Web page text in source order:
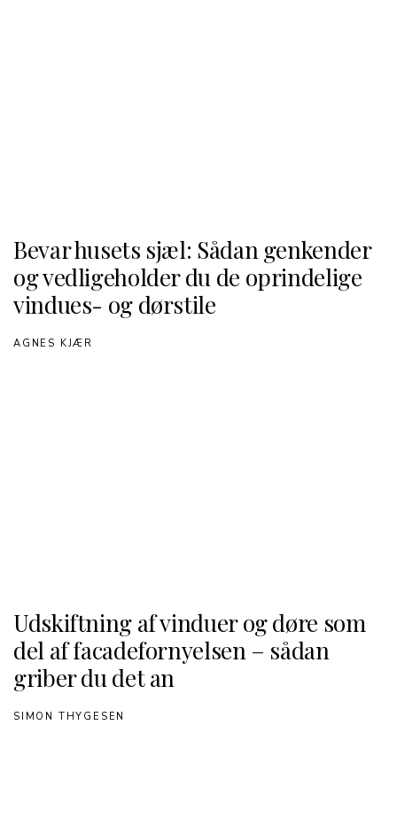
Bevar husets sjæl: Sådan genkender
og vedligeholder du de oprindelige
vindues- og dørstile
AGNES KJÆR
Udskiftning af vinduer og døre som
del af facadefornyelsen – sådan
griber du det an
SIMON THYGESEN